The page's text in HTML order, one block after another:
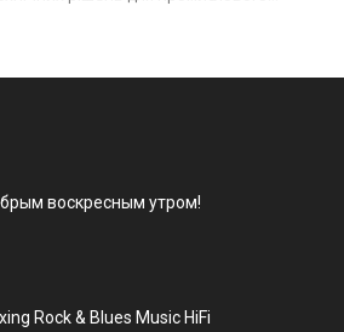
воскресным утром!
Rock & Blues Music HiFi